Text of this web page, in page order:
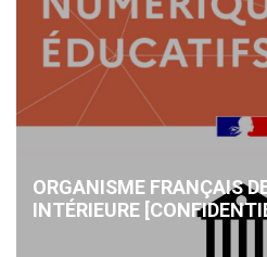
ORGANISME FRANÇAIS
INTÉRIEURE